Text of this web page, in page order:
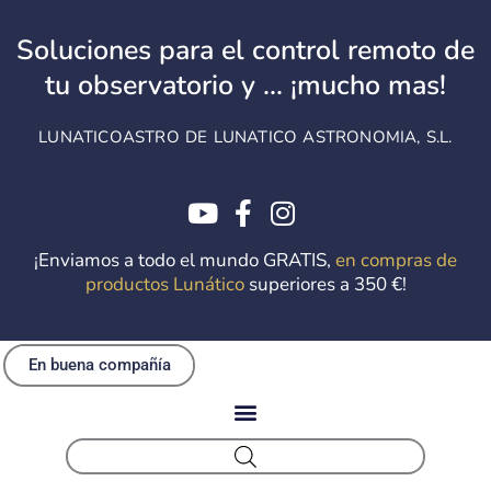
contenido
Soluciones para el control remoto de
tu observatorio y ... ¡mucho mas!
LUNATICOASTRO DE LUNATICO ASTRONOMIA, S.L.
¡Enviamos a todo el mundo GRATIS, en compras de
productos Lunáticosuperiores a 350 €!
En buena compañía